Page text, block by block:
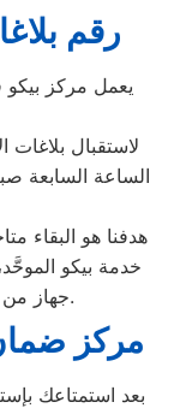
رقم
الساعة السابعة
هدفنا هو البقاء
جهاز من جهزة بيكو في المقطم بحضرتكم.
مركز
بعد استمتاعك